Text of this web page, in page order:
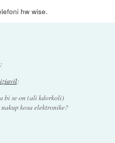
hw wise.
:
izjavil:
bi se on (ali kdorkoli)
kosa elektronike?